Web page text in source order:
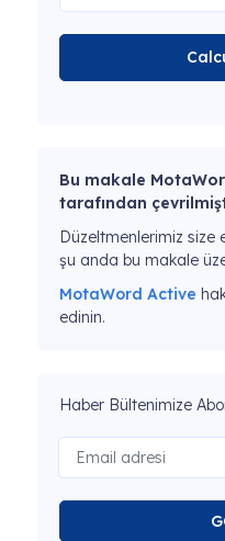
Bu makale
tarafından
Düzeltmenlerimiz size
şu anda bu makale
MotaWord Active
edinin.
Haber Bültenimize